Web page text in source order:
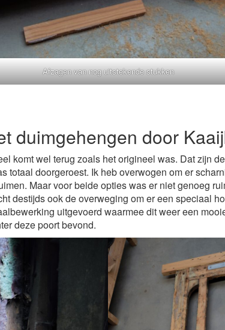
Afzagen van nog uitstekende stukken
duimgehengen door
komt wel terug zoals het origineel was. Dat zijn
totaal doorgeroest. Ik heb overwogen om er
Maar voor beide opties was er niet genoeg
destijds ook de overweging om er een speciaal
uitgevoerd waarmee dit weer een
deze poort bevond.